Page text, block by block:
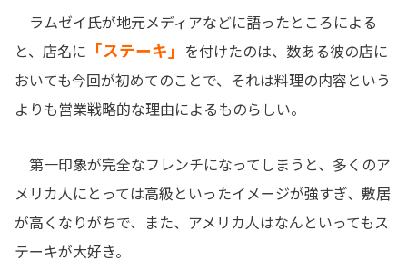
ラムゼイ氏が地元メディアなどに語ったところによる
と、店名に
「ステーキ」
を付けたのは、数ある彼の店に
おいても今回が初めてのことで、それは料理の内容という
よりも営業戦略的な理由によるものらしい。
第一印象が完全なフレンチになってしまうと、多くのア
メリカ人にとっては高級といったイメージが強すぎ、敷居
が高くなりがちで、また、アメリカ人はなんといってもス
テーキが大好き。